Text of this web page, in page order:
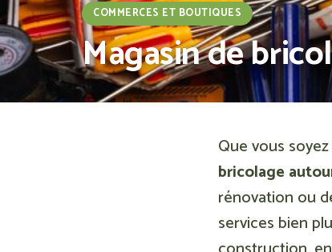
COMMERCES ET BOUTIQUES
Magasin de
Que vous
bricolage
rénovation ou
services bien